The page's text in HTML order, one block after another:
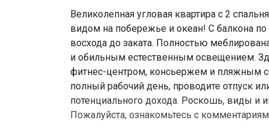
Великолепная угловая квартира с 2
видом на побережье и океан! С балкона
восхода до заката. Полностью
и обильным естественным освещением.
фитнес-центром, консьержем и пляжным
полный рабочий день, проводите отпуск
потенциального дохода. Роскошь, виды
Пожалуйста, ознакомьтесь с